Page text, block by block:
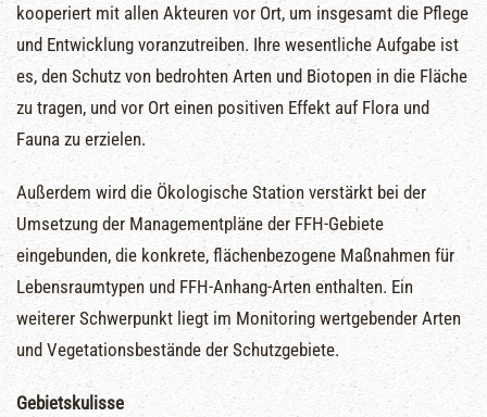
kooperiert mit allen Akteuren vor Ort, um insgesamt die Pflege
und Entwicklung voranzutreiben. Ihre wesentliche Aufgabe ist
es, den Schutz von bedrohten Arten und Biotopen in die Fläche
zu tragen, und vor Ort einen positiven Effekt auf Flora und
Fauna zu erzielen.
Außerdem wird die Ökologische Station verstärkt bei der
Umsetzung der Managementpläne der FFH-Gebiete
eingebunden, die konkrete, flächenbezogene Maßnahmen für
Lebensraumtypen und FFH-Anhang-Arten enthalten. Ein
weiterer Schwerpunkt liegt im Monitoring wertgebender Arten
und Vegetationsbestände der Schutzgebiete.
Gebietskulisse